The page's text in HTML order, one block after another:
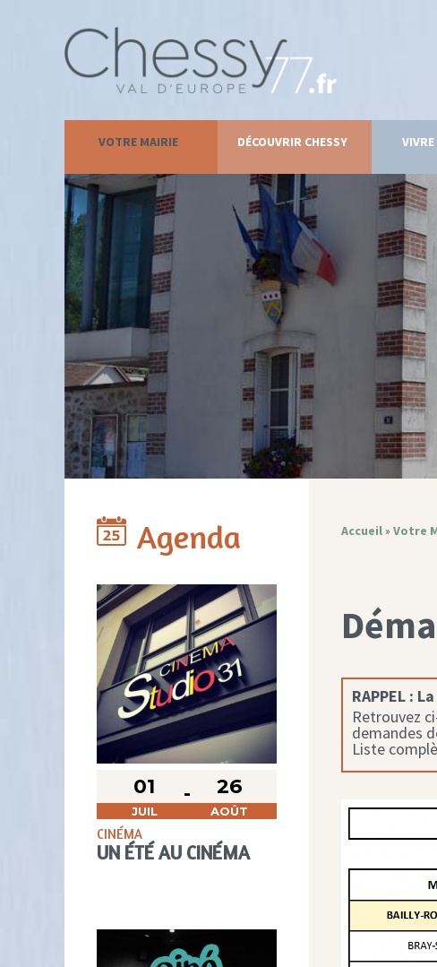
VOTRE MAIRIE DÉCOUVRIR CHESSY VIVRE
Agenda
01
JUIL
26
AOÛT
CINÉMA
UN ÉTÉ AU CINÉMA
Accueil» Votre
RAPPEL :
Retrouvez
demandes
Liste